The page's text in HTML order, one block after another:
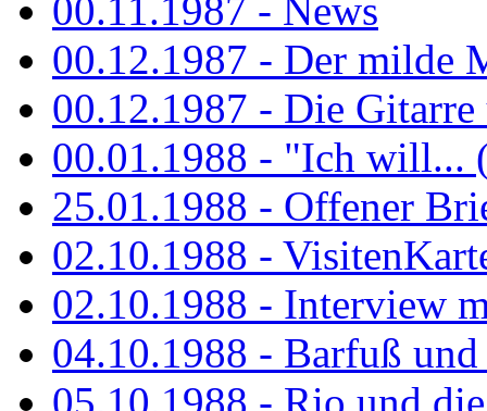
00.11.1987 - News
00.12.1987 - Der milde
00.12.1987 - Die Gitarre
00.01.1988 - "Ich will...
25.01.1988 - Offener
02.10.1988 -
02.10.1988 - Interview
04.10.1988 - Barfuß und
05.10.1988 - Rio und